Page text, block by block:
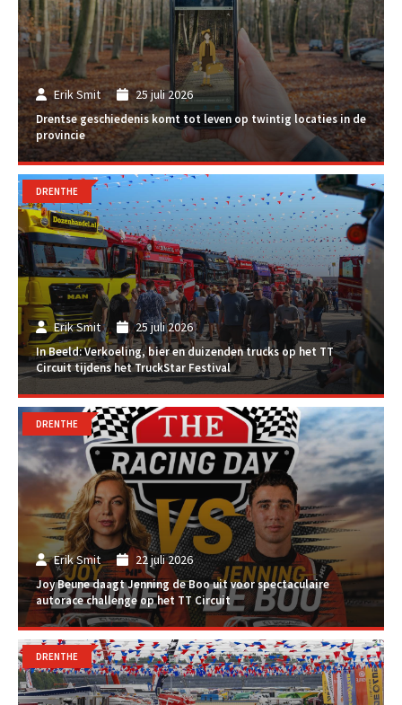
Erik Smit 25 juli 2026
Drentse geschiedenis komt tot leven op twintig locaties in de
provincie
Erik Smit 25 juli 2026
In Beeld: Verkoeling, bier en duizenden trucks op het TT
Circuit tijdens het TruckStar Festival
DRENTHE
Erik Smit 22 juli 2026
Joy Beune daagt Jenning de Boo uit voor spectaculaire
autorace challenge op het TT Circuit
DRENTHE
DRENTHE